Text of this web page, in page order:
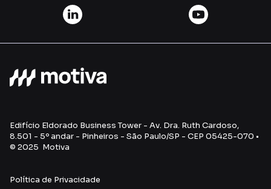
Edifício Eldorado Business Tower - Av. Dra. Ruth Cardoso,
8.501 - 5º andar - Pinheiros - São Paulo/SP - CEP 05425-070 •
© 2025 Motiva
Política de Privacidade